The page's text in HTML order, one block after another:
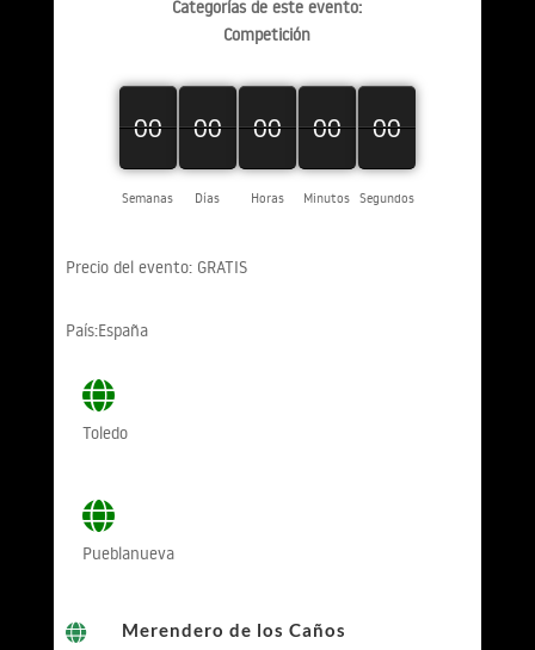
Categorías de este evento:
Competición
00
00
00
Semanas
00
00
00
Días
00
00
00
Horas
00
00
00
Minutos
00
00
00
Segundos
Precio del evento: GRATIS
País:España
Toledo
Pueblanueva

Merendero de los Caños